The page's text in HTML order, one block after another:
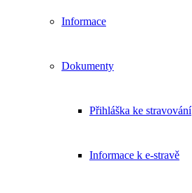
Informace
Dokumenty
Přihláška ke stravování
Informace k e-stravě